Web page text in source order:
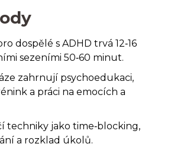
dospělé s ADHD trvá 12‑16
sezeními 50‑60 minut.
zahrnují psychoedukaci,
a práci na emocích a
techniky jako time‑blocking,
a rozklad úkolů.